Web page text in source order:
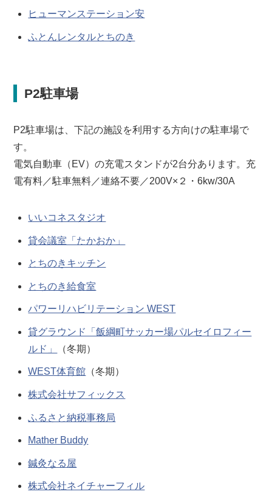
ヒューマンステーション安
ふとんレンタルとちのき
P2駐車場
P2駐車場は、下記の施設を利用する方向けの駐車場で
す。
電気自動車（EV）の充電スタンドが2台分あります。充
電有料／駐車無料／連絡不要／200V×２・6kw/30A
いいコネスタジオ
貸会議室「たかおか」
とちのきキッチン
とちのき給食室
パワーリハビリテーション WEST
貸グラウンド「飯綱町サッカー場パルセイロフィー
ルド」
（冬期）
WEST体育館 （冬期）
株式会社サフィックス
ふるさと納税事務局
Mather Buddy
鍼灸なる屋
株式会社ネイチャーフィル